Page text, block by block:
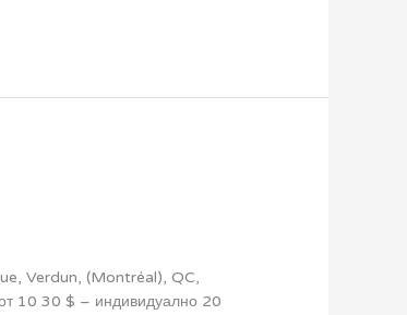
Verdun, (Montréal), QC,
10 30 $ – индивидуално 20